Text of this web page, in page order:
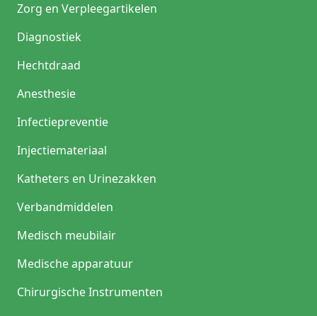
Zorg en Verpleegartikelen
Diagnostiek
Hechtdraad
Anesthesie
Infectiepreventie
Injectiemateriaal
Katheters en Urinezakken
Verbandmiddelen
Medisch meubilair
Medische apparatuur
Chirurgische Instrumenten